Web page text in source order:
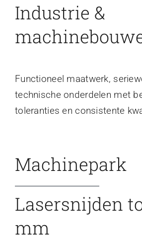
Industrie &
Functioneel maatwerk,
technische onderdelen met
toleranties en consistente
Machinepark
Lasersnijden
mm